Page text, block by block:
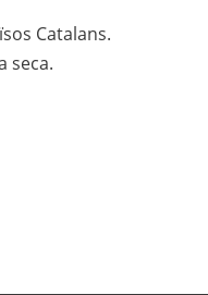
Catalans.
seca.